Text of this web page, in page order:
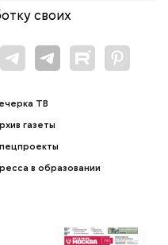
своих
ТВ
газеты
в образовании